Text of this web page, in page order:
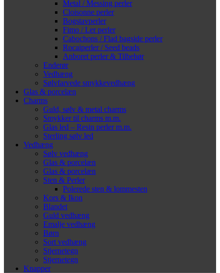
Metal / Messing perler
Cloisonne perler
Bogstavperler
Fimo / Ler perler
Cabochons / Flad bagside perler
Rocaiperler / Seed beads
Anboret perler & Tilbehør
Enderør
Vedhæng
Sølvfarvede smykkevedhæng
Glas & porcelæn
Charms
Guld, sølv & metal charms
Smykker til charms m.m.
Glas led – Resin perler m.m.
Sterling sølv led
Vedhæng
Sølv vedhæng
Glas & porcelæn
Glas & porcelæn
Sten & Perler
Polerede sten & lommesten
Kors & Ikon
Blandet
Guld vedhæng
Emalje vedhæng
Børn
Sort vedhæng
Stjernetegn
Stjernetegn
Knapper